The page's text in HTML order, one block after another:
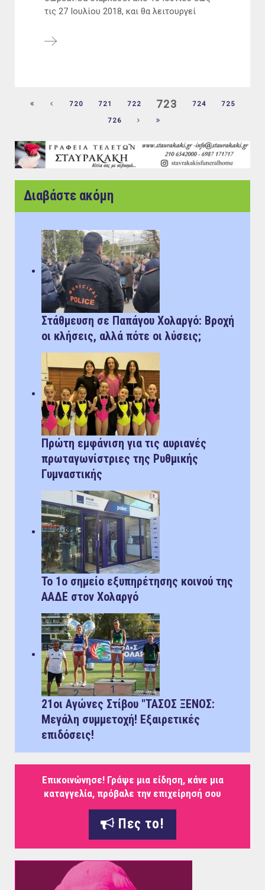
τις 27 Ιουλίου 2018, και θα λειτουργεί
720 721 722 723 724 725
726
Διαβάστε ακόμη
Στάθμευση σε Παπάγου Χολαργό: Bροχή
οι κλήσεις, αλλά πότε οι λύσεις;
Πρώτη εμφάνιση για τις αυριανές
πρωταγωνίστριες της Ρυθμικής
Γυμναστικής
Το 1ο σημείο εξυπηρέτησης κοινού της
ΑΑΔΕ στον Χολαργό
21οι Αγώνες Στίβου "ΤΑΣΟΣ ΞΕΝΟΣ:
Μεγάλη συμμετοχή! Εξαιρετικές
επιδόσεις!
Επικοινώνησε! Γράψε μια είδηση, κάνε μια
καταγγελία, πρόβαλε την επιχείρησή σου
Πες το!